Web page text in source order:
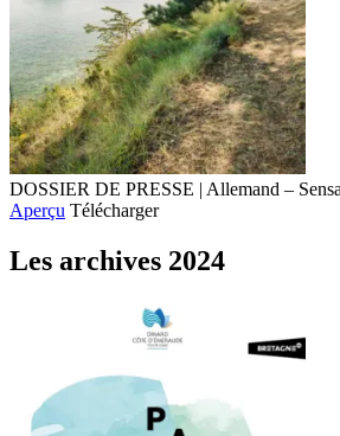
DOSSIER DE PRESSE | Allemand –
Aperçu Télécharger
Les archives 2024